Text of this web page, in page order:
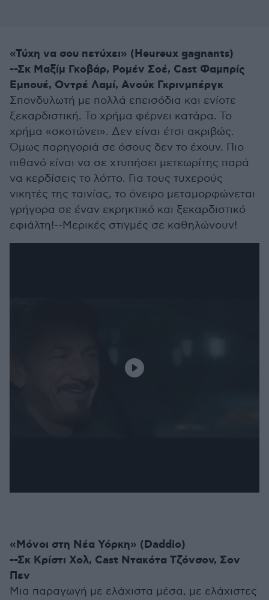
«Τύχη να σου πετύχει» (Heureux gagnants)
--Σκ Μαξίμ Γκοβάρ, Ρομέν Σοέ, Cast Φαμπρίς
Εμπουέ, Οντρέ Λαμί, Ανούκ Γκρινμπέργκ
Σπονδυλωτή με πολλά επεισόδια και ενίοτε
ξεκαρδιστική. Το χρήμα φέρνει κατάρα. Το
χρήμα «σκοτώνει». Δεν είναι έτσι ακριβώς.
Όμως παρηγοριά σε όσους δεν το έχουν. Πιο
πιθανό είναι να σε χτυπήσει μετεωρίτης παρά
να κερδίσεις το λόττο. Για τους τυχερούς
νικητές της ταινίας, το όνειρο μεταμορφώνεται
γρήγορα σε έναν εκρηκτικό και ξεκαρδιστικό
εφιάλτη!--Μερικές στιγμές σε καθηλώνουν!
«Μόνοι στη Νέα Υόρκη» (Daddio)
--Σκ Κρίστι Χολ, Cast Ντακότα Τζόνσον, Σον
Πεν
Μια παραγωγή με ελάχιστα μέσα, με ελάχιστες